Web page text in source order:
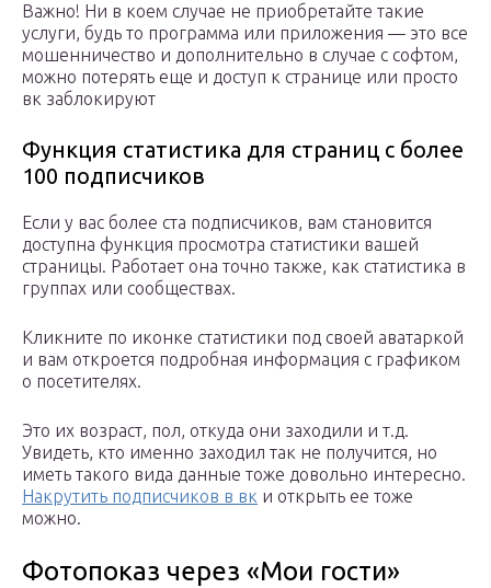
Важно! Ни в коем случае не приобретайте такие
услуги, будь то программа или приложения — это все
мошенничество и дополнительно в случае с софтом,
можно потерять еще и доступ к странице или просто
вк заблокируют
Функция статистика для страниц с более
100 подписчиков
Если у вас более ста подписчиков, вам становится
доступна функция просмотра статистики вашей
страницы. Работает она точно также, как статистика в
группах или сообществах.
Кликните по иконке статистики под своей аватаркой
и вам откроется подробная информация с графиком
о посетителях.
Это их возраст, пол, откуда они заходили и т.д.
Увидеть, кто именно заходил так не получится, но
иметь такого вида данные тоже довольно интересно.
Накрутить подписчиков в вк и открыть ее тоже
можно.
Фотопоказ через «Мои гости»